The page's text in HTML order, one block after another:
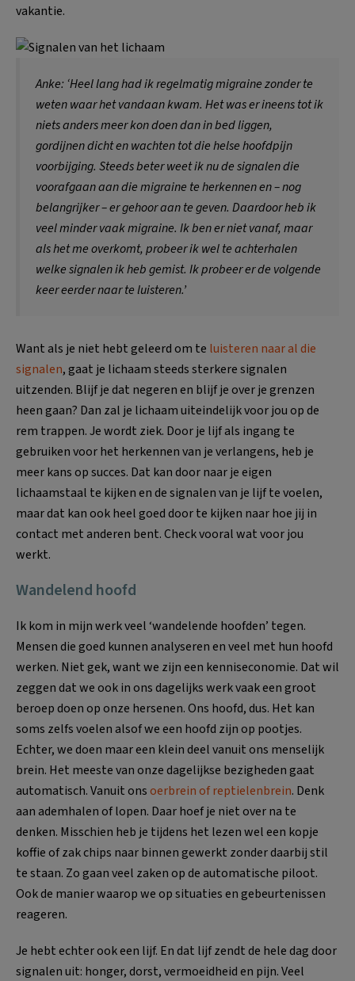
vakantie.
Anke: ‘Heel lang had ik regelmatig migraine zonder te
weten waar het vandaan kwam. Het was er ineens tot ik
niets anders meer kon doen dan in bed liggen,
gordijnen dicht en wachten tot die helse hoofdpijn
voorbijging. Steeds beter weet ik nu de signalen die
voorafgaan aan die migraine te herkennen en – nog
belangrijker – er gehoor aan te geven. Daardoor heb ik
veel minder vaak migraine. Ik ben er niet vanaf, maar
als het me overkomt, probeer ik wel te achterhalen
welke signalen ik heb gemist. Ik probeer er de volgende
keer eerder naar te luisteren.’
Want als je niet hebt geleerd om te luisteren naar al die
signalen, gaat je lichaam steeds sterkere signalen
uitzenden. Blijf je dat negeren en blijf je over je grenzen
heen gaan? Dan zal je lichaam uiteindelijk voor jou op de
rem trappen. Je wordt ziek. Door je lijf als ingang te
gebruiken voor het herkennen van je verlangens, heb je
meer kans op succes. Dat kan door naar je eigen
lichaamstaal te kijken en de signalen van je lijf te voelen,
maar dat kan ook heel goed door te kijken naar hoe jij in
contact met anderen bent. Check vooral wat voor jou
werkt.
Wandelend hoofd
Ik kom in mijn werk veel ‘wandelende hoofden’ tegen.
Mensen die goed kunnen analyseren en veel met hun hoofd
werken. Niet gek, want we zijn een kenniseconomie. Dat wil
zeggen dat we ook in ons dagelijks werk vaak een groot
beroep doen op onze hersenen. Ons hoofd, dus. Het kan
soms zelfs voelen alsof we een hoofd zijn op pootjes.
Echter, we doen maar een klein deel vanuit ons menselijk
brein. Het meeste van onze dagelijkse bezigheden gaat
automatisch. Vanuit onsoerbrein of reptielenbrein. Denk
aan ademhalen of lopen. Daar hoef je niet over na te
denken. Misschien heb je tijdens het lezen wel een kopje
koffie of zak chips naar binnen gewerkt zonder daarbij stil
te staan. Zo gaan veel zaken op de automatische piloot.
Ook de manier waarop we op situaties en gebeurtenissen
reageren.
Je hebt echter ook een lijf. En dat lijf zendt de hele dag door
signalen uit: honger, dorst, vermoeidheid en pijn. Veel